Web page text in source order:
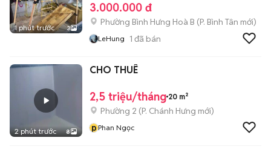
1 phút trước 3
3.000.000 đ
Phường Bình Hưng Hoà B (P. Bình Tân mới)
LeHung 1 đã bán
2 phút trước 8
CHO THUÊ
2,5 triệu/tháng 20 m²
Phường 2 (P. Chánh Hưng mới)
pPhan Ngọc